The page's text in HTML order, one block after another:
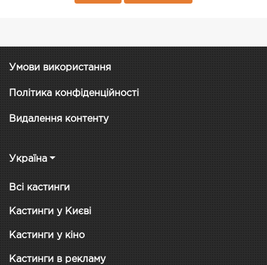
Умови використання
Політика конфіденційності
Видалення контенту
Україна
Всі кастинги
Кастинги у Києві
Кастинги у кіно
Кастинги в рекламу